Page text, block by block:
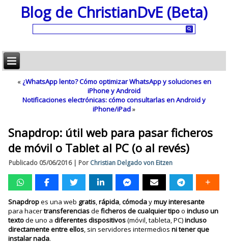
Blog de ChristianDvE (Beta)
« ¿WhatsApp lento? Cómo optimizar WhatsApp y soluciones en
iPhone y Android
Notificaciones electrónicas: cómo consultarlas en Android y
iPhone/iPad»
Snapdrop: útil web para pasar ficheros
de móvil o Tablet al PC (o al revés)
Publicado 05/06/2016| Por Christian Delgado von Eitzen
Snapdropes una web gratis,rápida,cómodaymuyinteresante
para hacertransferenciasdeficherosde cualquier tipooincluso un
textode uno adiferentesdispositivos(móvil, tableta, PC)incluso
directamenteentreellos, sin servidores intermediosni tener que
instalar nada.